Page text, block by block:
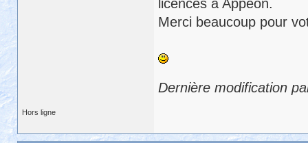
licences à Appeon.
Merci beaucoup pour
Dernière modification
Hors ligne